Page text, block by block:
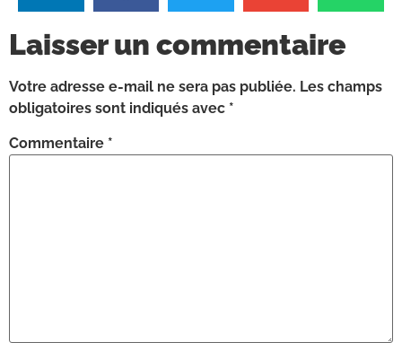
Laisser un commentaire
Votre adresse e-mail ne sera pas publiée. Les champs
obligatoires sont indiqués avec *
Commentaire *